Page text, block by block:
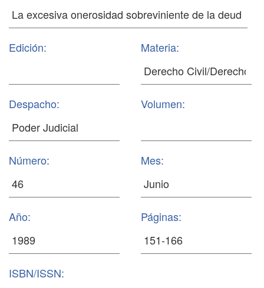
Edición: Materia:
Despacho: Volumen:
Número: Mes:
Año: Páginas:
ISBN/ISSN: